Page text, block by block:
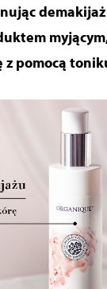
z pomocą